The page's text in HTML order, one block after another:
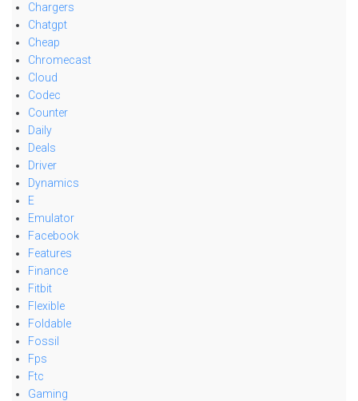
Chargers
Chatgpt
Cheap
Chromecast
Cloud
Codec
Counter
Daily
Deals
Driver
Dynamics
E
Emulator
Facebook
Features
Finance
Fitbit
Flexible
Foldable
Fossil
Fps
Ftc
Gaming